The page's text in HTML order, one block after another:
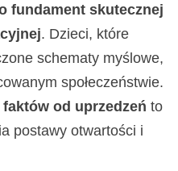
fundament skutecznej
. Dzieci, które
schematy myślowe,
społeczeństwie.
od uprzedzeń to
postawy otwartości i